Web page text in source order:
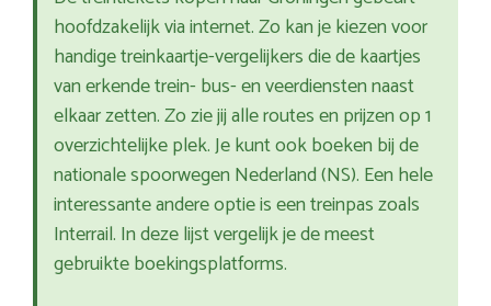
hoofdzakelijk via internet. Zo kan je kiezen voor
handige treinkaartje-vergelijkers die de kaartjes
van erkende trein- bus- en veerdiensten naast
elkaar zetten. Zo zie jij alle routes en prijzen op 1
overzichtelijke plek. Je kunt ook boeken bij de
nationale spoorwegen Nederland (NS). Een hele
interessante andere optie is een treinpas zoals
Interrail. In deze lijst vergelijk je de meest
gebruikte boekingsplatforms.